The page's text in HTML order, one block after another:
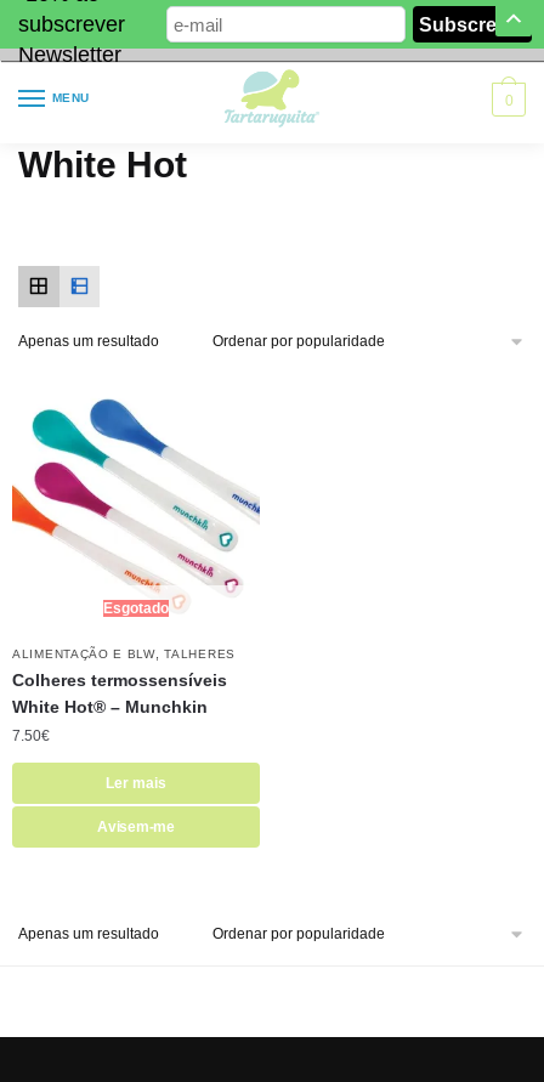
subscrever
Newsletter
MENU 0
White Hot
Apenas um resultado
Esgotado
ALIMENTAÇÃO E BLW,TALHERES
Colheres termossensíveis
White Hot® – Munchkin
7.50€
Ler mais
Avisem-me
Apenas um resultado